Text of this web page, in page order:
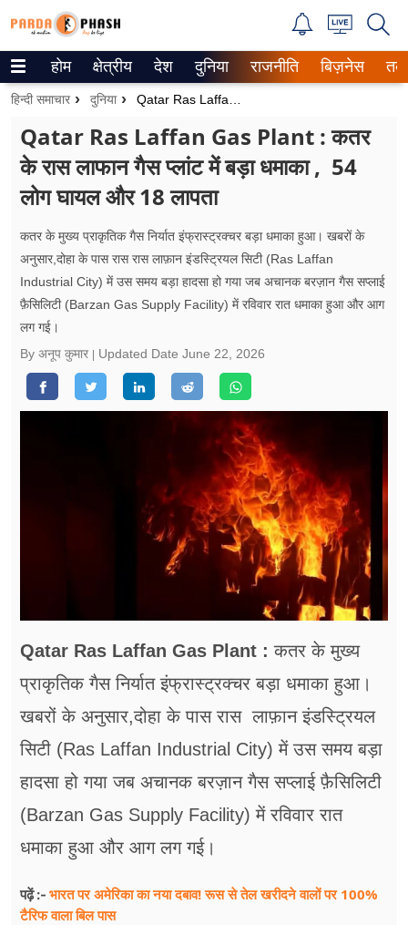
Trending on Google News
वेब स्टोरीज
उत्तर प्रदेश
वीडियो
रिलेशनशिप
जीवन मंत्रा
फूड
अन्य खबरें
होम क्षेत्रीय देश दुनिया राजनीति बिज़नेस
हिन्दी समाचार दुनिया
Qatar Ras Laffan Gas Plant : कतर
के रास लाफान गैस प्लांट में बड़ा धमाका , 54
लोग घायल और 18 लापता
कतर के मुख्य प्राकृतिक गैस निर्यात इंफ्रास्ट्रक्चर बड़ा धमाका हुआ। खबरों के
अनुसार,दोहा के पास रास रास लाफ़ान इंडस्ट्रियल सिटी (Ras Laffan
Industrial City) में उस समय बड़ा हादसा हो गया जब अचानक बरज़ान गैस सप्लाई
फ़ैसिलिटी (Barzan Gas Supply Facility) में रविवार रात धमाका हुआ और आग
लग गई।
By अनूप कुमार
Updated Date June 22, 2026
Qatar Ras Laffan Gas Plant : कतर के मुख्य
प्राकृतिक गैस निर्यात इंफ्रास्ट्रक्चर बड़ा धमाका हुआ।
खबरों के अनुसार,दोहा के पास रास लाफ़ान इंडस्ट्रियल
सिटी (Ras Laffan Industrial City) में उस समय बड़ा
हादसा हो गया जब अचानक बरज़ान गैस सप्लाई फ़ैसिलिटी
(Barzan Gas Supply Facility) में रविवार रात
धमाका हुआ और आग लग गई।
पढ़ें :- भारत पर अमेरिका का नया दबाव! रूस से तेल खरीदने वालों पर 100%
टैरिफ वाला बिल पास